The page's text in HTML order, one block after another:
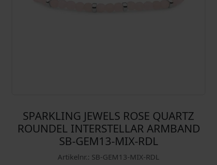
SPARKLING JEWELS ROSE QUARTZ
ROUNDEL INTERSTELLAR ARMBAND
SB-GEM13-MIX-RDL
Artikelnr.: SB-GEM13-MIX-RDL